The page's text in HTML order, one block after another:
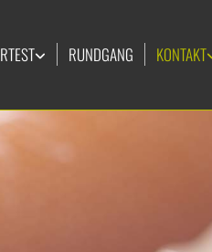
RUNDGANG KONTAKT